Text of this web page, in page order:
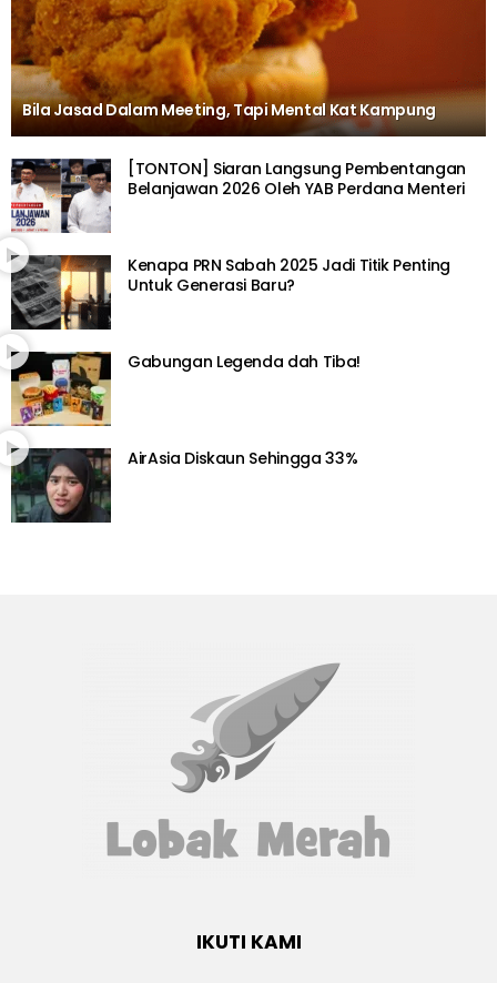
Bila Jasad Dalam Meeting, Tapi Mental Kat Kampung
[TONTON] Siaran Langsung Pembentangan
Belanjawan 2026 Oleh YAB Perdana Menteri
Kenapa PRN Sabah 2025 Jadi Titik Penting
Untuk Generasi Baru?
Gabungan Legenda dah Tiba!
AirAsia Diskaun Sehingga 33%
IKUTI KAMI